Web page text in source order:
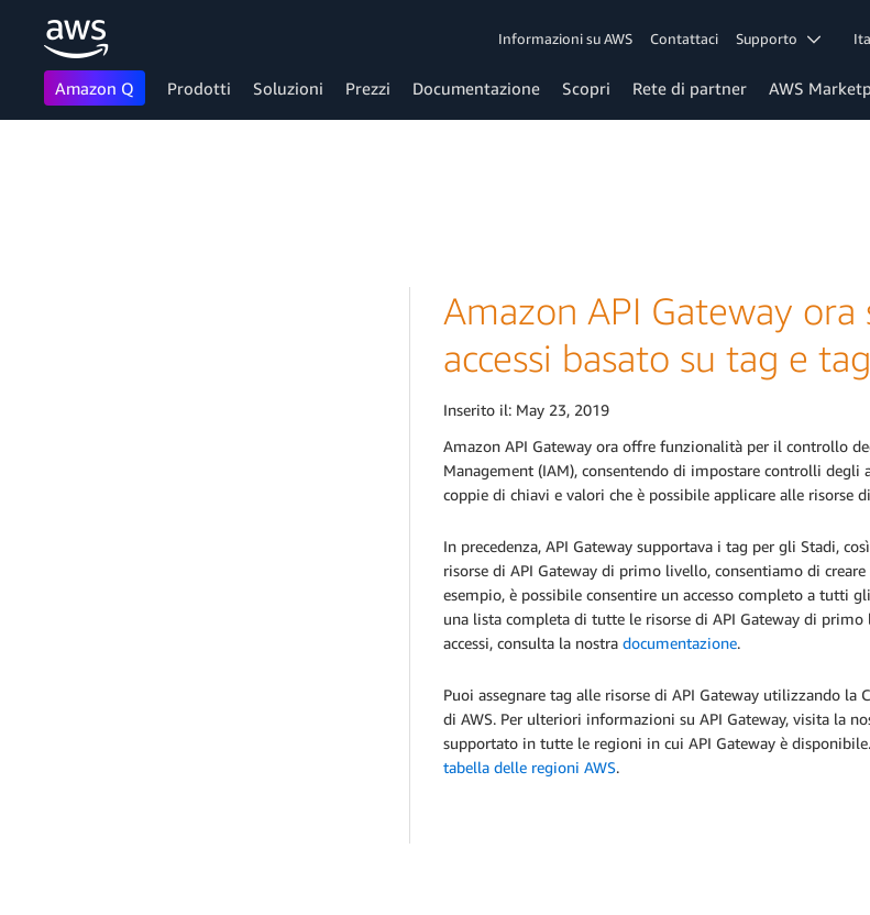
Informazioni su AWS Contattaci Supporto
Amazon Q Prodotti Soluzioni Prezzi Documentazione Scopri Rete di partner AWS
Amazon API Gateway
accessi basato su tag e
Inserito il: May 23, 2019
Amazon API Gateway ora offre funzionalità per il controllo
Management (IAM), consentendo di impostare controlli
coppie di chiavi e valori che è possibile applicare alle risorse
In precedenza, API Gateway supportava i tag per gli Stadi,
risorse di API Gateway di primo livello, consentiamo di
esempio, è possibile consentire un accesso completo a tutti
una lista completa di tutte le risorse di API Gateway di
accessi, consulta la nostra documentazione.
Puoi assegnare tag alle risorse di API Gateway utilizzando la
di AWS. Per ulteriori informazioni su API Gateway, visita la
supportato in tutte le regioni in cui API Gateway è
tabella delle regioni AWS.